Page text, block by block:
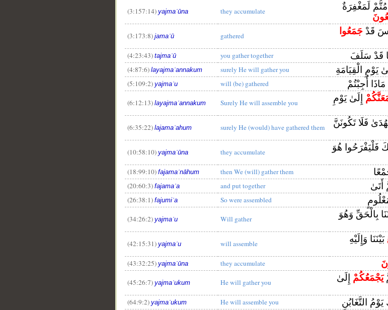
(3:157:14) yajmaʿūna they accumulate
لَمَغْفِرَةٌ
(3:173:8) jamaʿū gathered قَدْ جَمَعُوا
(4:23:43) tajmaʿū you gather together قَدْ سَلَفَ
(4:87:6) layajmaʿannakum surely He will gather you يَوْمِ الْقِيَامَةِ
(5:109:2) yajmaʿu will (be) gathered أُجِبْتُمْ
(6:12:13) layajmaʿannakum Surely He will assemble you
إِلَىٰ يَوْمِ
(6:35:22) lajamaʿahum surely He (would) have gathered them
فَلَا تَكُونَنَّ
(10:58:10) yajmaʿūna they accumulate
فَلْيَفْرَحُوا هُوَ
(18:99:10) fajamaʿnāhum then We (will) gather them
(20:60:3) fajamaʿa and put together أَتَىٰ
(26:38:1) fajumiʿa So were assembled
(34:26:2) yajmaʿu Will gather
بِالْحَقِّ وَهُوَ
(42:15:31) yajmaʿu will assemble
بَيْنَنَا وَإِلَيْهِ
(43:32:25) yajmaʿūna they accumulate
(45:26:7) yajmaʿukum He will gather you يَجْمَعُكُمْ إِلَىٰ
(64:9:2) yajmaʿukum He will assemble you التَّغَابُنِ